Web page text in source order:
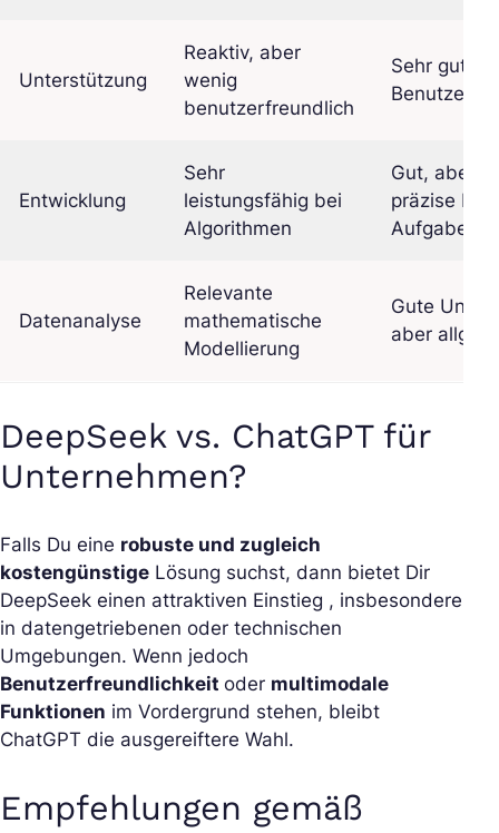
Unterstützung
Reaktiv, aber
wenig
benutzerfreundlich
Sehr gut in
Entwicklung
Sehr
leistungsfähig bei
Algorithmen
Gut, aber
präzise bei
Aufgaben
Datenanalyse
Relevante
mathematische
Modellierung
Gute
aber
DeepSeek vs. ChatGPT für
Unternehmen?
Falls Du eine robuste und zugleich
kostengünstige Lösung suchst, dann bietet Dir
DeepSeek einen attraktiven Einstieg , insbesondere
in datengetriebenen oder technischen
Umgebungen. Wenn jedoch
Benutzerfreundlichkeit oder multimodale
Funktionen im Vordergrund stehen, bleibt
ChatGPT die ausgereiftere Wahl.
Empfehlungen gemäß